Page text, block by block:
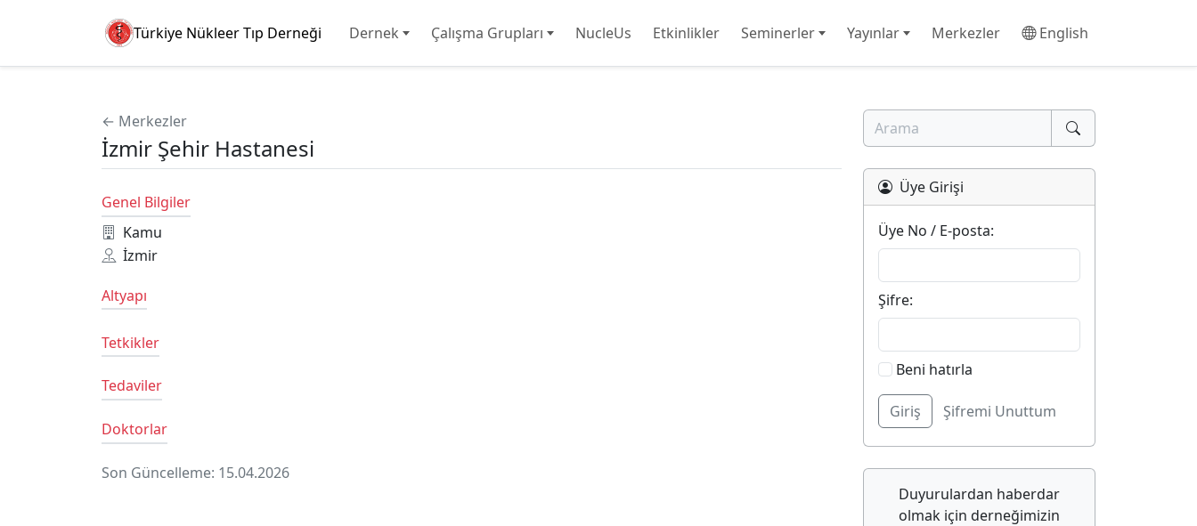
Türkiye Nükleer Tıp Derneği Dernek Çalışma Grupları NucleUs Etkinlikler Seminerler Yayınlar Merkezler English
← Merkezler
İzmir Şehir Hastanesi
Genel Bilgiler
Kamu
İzmir
Altyapı
Tetkikler
Tedaviler
Doktorlar
Son Güncelleme: 15.04.2026
Üye Girişi
Üye No / E-posta:
Şifre:
Beni hatırla
Şifremi Unuttum
Duyurulardan haberdar
olmak için derneğimizin